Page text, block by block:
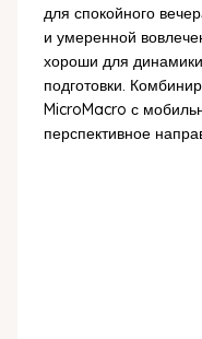
для спокойного
и умеренной
хороши для
подготовки.
MicroMacro с
перспективное